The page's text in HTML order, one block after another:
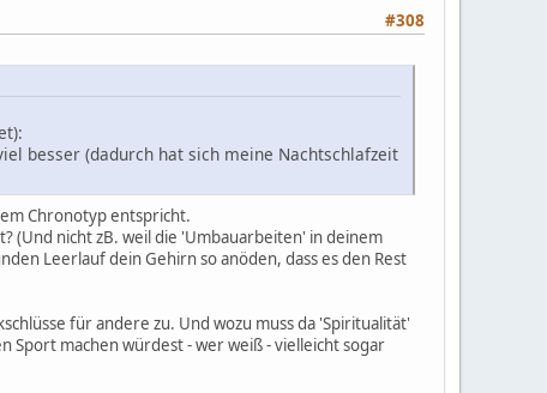
#308
besser (dadurch hat sich meine Nachtschlafzeit
Chronotyp entspricht.
(Und nicht zB. weil die 'Umbauarbeiten' in deinem
Leerlauf dein Gehirn so anöden, dass es den Rest
für andere zu. Und wozu muss da 'Spiritualität'
Sport machen würdest - wer weiß - vielleicht sogar